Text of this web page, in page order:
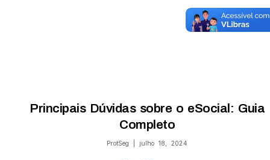
Principais Dúvidas sobre o eSocial: Guia
Completo
ProtSeg julho 18, 2024